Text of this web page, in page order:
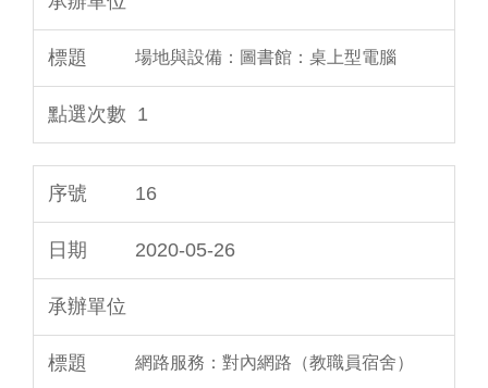
場地與設備：圖書館：桌上型電腦
1
16
2020-05-26
網路服務：對內網路（教職員宿舍）